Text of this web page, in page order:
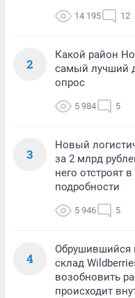
14 195 12
2
Какой район
самый лучший
опрос
5 984 5
3
Новый
за 2 млрд
него отстроят
подробности
5 946 5
4
Обрушившийся
склад
возобновить
происходит